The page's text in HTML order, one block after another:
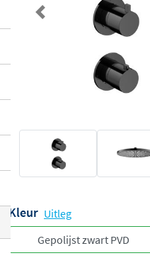
Previous
Kleur Uitleg